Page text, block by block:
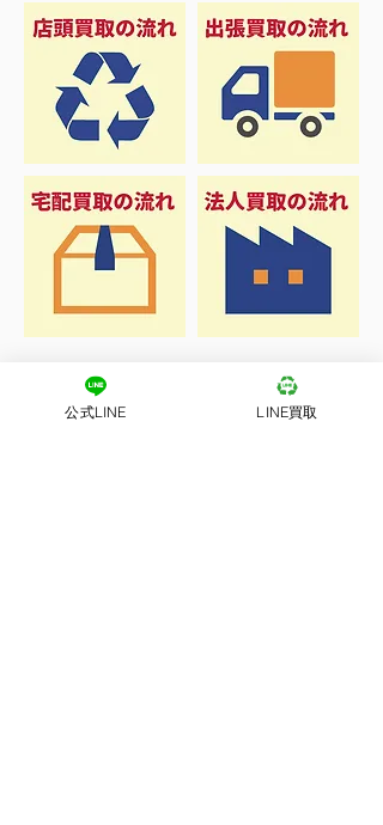
公式LINE LINE買取